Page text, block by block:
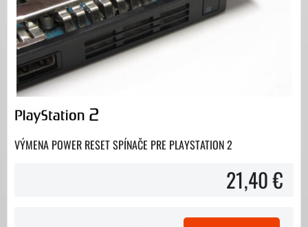
VÝMENA POWER RESET SPÍNAČE PRE PLAYSTATION 2
21,40 €